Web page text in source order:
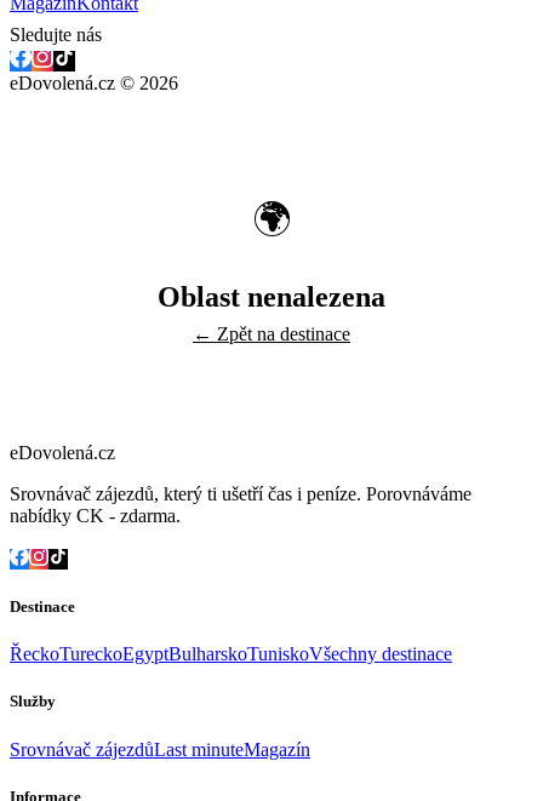
Sledujte nás
eDovolená.cz © 2026
🌍
Oblast nenalezena
← Zpět na destinace
eDovolená.cz
Srovnávač zájezdů, který ti ušetří čas i peníze. Porovnáváme
nabídky CK - zdarma.
Destinace
ŘeckoTureckoEgyptBulharskoTuniskoVšechny destinace
Služby
Srovnávač zájezdůLast minuteMagazín
Informace